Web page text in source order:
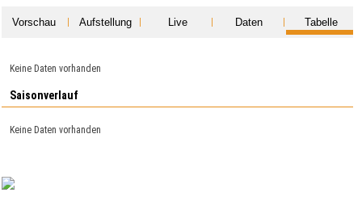
Vorschau Aufstellung Live Daten Tabelle
Keine Daten vorhanden
Saisonverlauf
Keine Daten vorhanden